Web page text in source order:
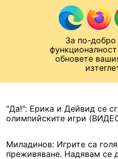
За по-добро
обновете
Към съдържанието
Лига на Конференциите
"Да!": Ерика и Дейвид се
олимпийските игри
Миладинов: Игрите са
преживяване. Надявам се